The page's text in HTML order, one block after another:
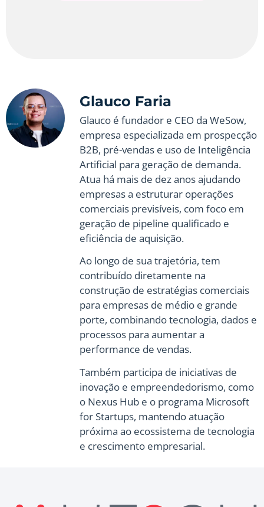
Glauco Faria
Glauco é fundador e CEO da WeSow,
empresa especializada em prospecção
B2B, pré-vendas e uso de Inteligência
Artificial para geração de demanda.
Atua há mais de dez anos ajudando
empresas a estruturar operações
comerciais previsíveis, com foco em
geração de pipeline qualificado e
eficiência de aquisição.
Ao longo de sua trajetória, tem
contribuído diretamente na
construção de estratégias comerciais
para empresas de médio e grande
porte, combinando tecnologia, dados e
processos para aumentar a
performance de vendas.
Também participa de iniciativas de
inovação e empreendedorismo, como
o Nexus Hub e o programa Microsoft
for Startups, mantendo atuação
próxima ao ecossistema de tecnologia
e crescimento empresarial.